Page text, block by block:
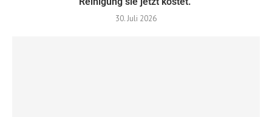
30. Juli 2026